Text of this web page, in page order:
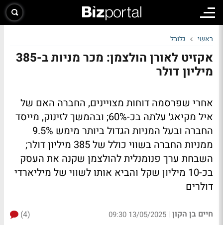
ראשי גלובל
אקזיט לאורן הולצמן: מכר מניות ב-385
מיליון דולר
אחרי שפרסמה דוחות מצויינים, החברה האם של
איל מקיאג׳ עלתה בכ-60%; ובהמשך לזינוק, מייסד
החברה ובעל המניות הגדול ביותר מימש 9.5%
ממניות החברה בשווי כולל של 385 מיליון דולר;
השבחת ערך פנומנלית להולצמן שקנה את העסק
בכ-10 מיליון שקל והביא אותו לשווי של מיליארדי
דולרים
חיים בן הקון |
13/05/2025 09:30
(4)